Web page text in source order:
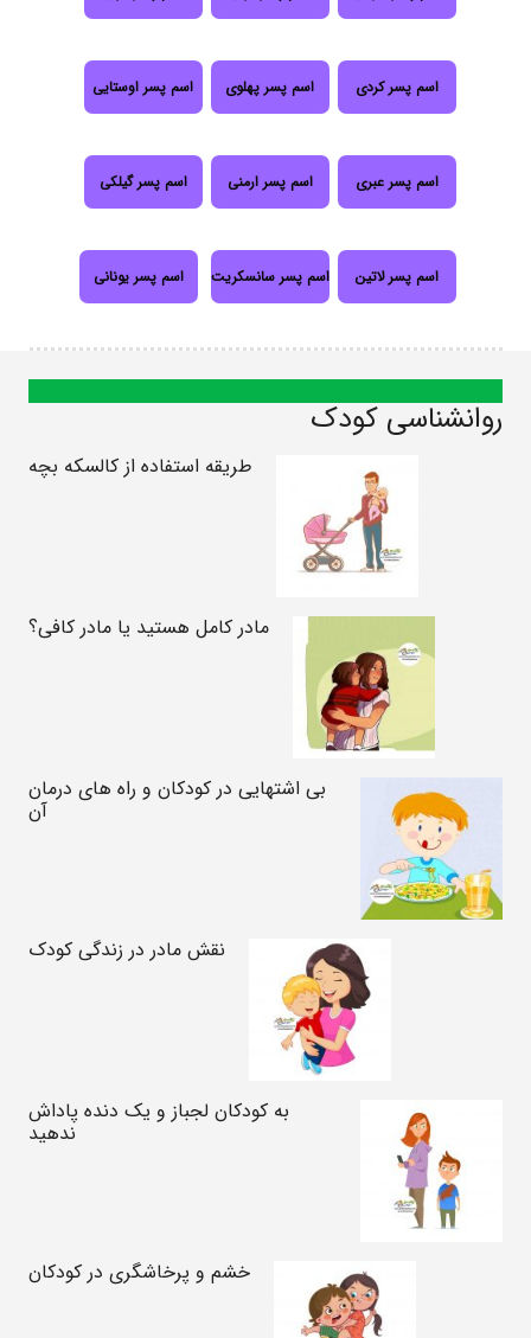
اسم پسر کردی اسم پسر پهلوی اسم پسر اوستایی
اسم پسر عبری اسم پسر ارمنی اسم پسر گیلکی
اسم پسر لاتین اسم پسر سانسکریت اسم پسر یونانی
روانشناسی کودک
طریقه استفاده از کالسکه بچه
مادر کامل هستید یا مادر کافی؟
بی اشتهایی در کودکان و راه های درمان
آن
نقش مادر در زندگی کودک
به کودکان لجباز و یک دنده پاداش
ندهید
خشم و پرخاشگری در کودکان